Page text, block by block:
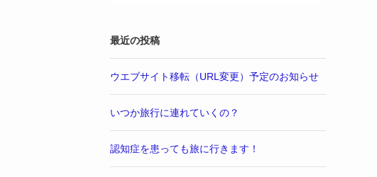
最近の投稿
ウエブサイト移転（URL変更）予定のお知らせ
いつか旅行に連れていくの？
認知症を患っても旅に行きます！